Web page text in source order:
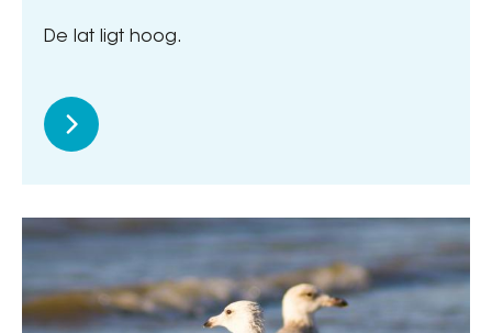
De lat ligt hoog.